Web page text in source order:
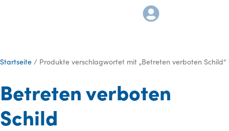
Startseite / Produkte verschlagwortet mit „Betreten verboten Schild“
Betreten verboten
Schild